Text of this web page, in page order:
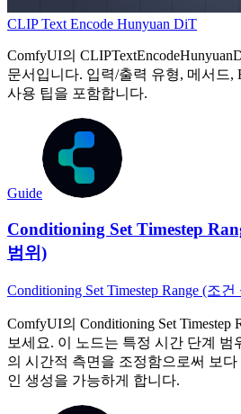
CLIP Text Encode Hunyuan DiT
ComfyUI의
문서입니다. 입력/출력 유형, 메서드,
사용 팁을 포함합니다.
Guide
Conditioning Set Timestep
범위)
Conditioning Set Timestep Range (조
ComfyUI의 Conditioning Set Timestep
보세요. 이 노드는 특정 시간 단계 범
의 시간적 측면을 조정함으로써 보
인 생성을 가능하게 합니다.